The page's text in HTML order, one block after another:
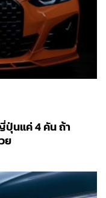
ปุ่นแค่ 4 คัน ถ้า
ย